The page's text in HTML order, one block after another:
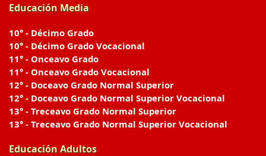
Educación Media
10° - Décimo Grado
10° - Décimo Grado Vocacional
11° - Onceavo Grado
11° - Onceavo Grado Vocacional
12° - Doceavo Grado Normal Superior
12° - Doceavo Grado Normal Superior Vocacional
13° - Treceavo Grado Normal Superior
13° - Treceavo Grado Normal Superior Vocacional
Educación Adultos